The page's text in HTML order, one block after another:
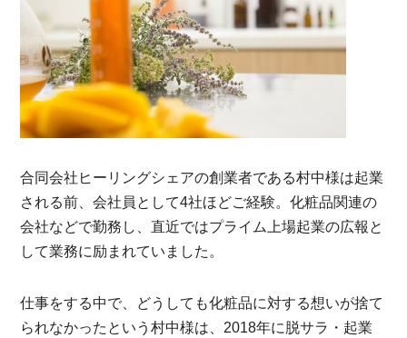
合同会社ヒーリングシェアの創業者である村中様は起業
される前、会社員として4社ほどご経験。化粧品関連の
会社などで勤務し、直近ではプライム上場起業の広報と
して業務に励まれていました。
仕事をする中で、どうしても化粧品に対する想いが捨て
られなかったという村中様は、2018年に脱サラ・起業